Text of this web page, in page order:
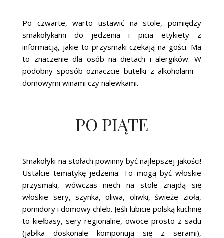
Po czwarte, warto ustawić na stole, pomiędzy
smakołykami do jedzenia i picia etykiety z
informacją, jakie to przysmaki czekają na gości. Ma
to znaczenie dla osób na dietach i alergików. W
podobny sposób oznaczcie butelki z alkoholami –
domowymi winami czy nalewkami.
PO PIĄTE
Smakołyki na stołach powinny być najlepszej jakości!
Ustalcie tematykę jedzenia. To mogą być włoskie
przysmaki, wówczas niech na stole znajdą się
włoskie sery, szynka, oliwa, oliwki, świeże zioła,
pomidory i domowy chleb. Jeśli lubicie polską kuchnię
to kiełbasy, sery regionalne, owoce prosto z sadu
(jabłka doskonale komponują się z serami),